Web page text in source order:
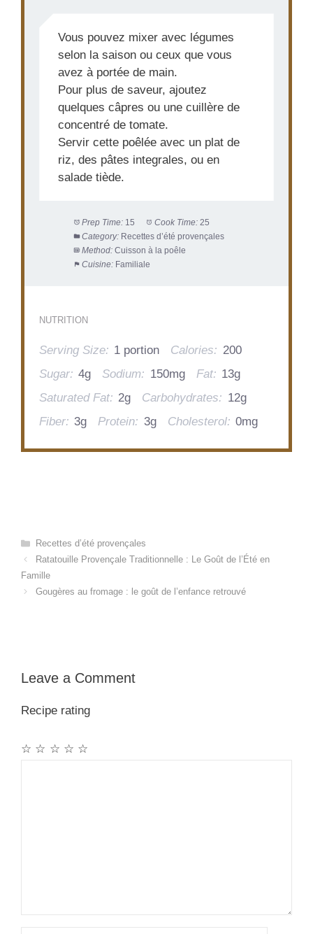
Vous pouvez mixer avec légumes
selon la saison ou ceux que vous
avez à portée de main.
Pour plus de saveur, ajoutez
quelques câpres ou une cuillère de
concentré de tomate.
Servir cette poêlée avec un plat de
riz, des pâtes integrales, ou en
salade tiède.
Prep Time: 15 Cook Time: 25
Category: Recettes d’été provençales
Method: Cuisson à la poêle
Cuisine: Familiale
NUTRITION
Serving Size: 1 portion Calories: 200
Sugar: 4g Sodium: 150mg Fat: 13g
Saturated Fat: 2g Carbohydrates: 12g
Fiber: 3g Protein: 3g Cholesterol: 0mg
Categories
Recettes d’été provençales
Ratatouille Provençale Traditionnelle : Le Goût de l’Été en
Famille
Gougères au fromage : le goût de l’enfance retrouvé
Leave a Comment
Recipe rating
☆
☆
☆
☆
☆